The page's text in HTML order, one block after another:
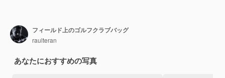
フィールド上のゴルフクラブバッグ
raulteran
あなたにおすすめの写真